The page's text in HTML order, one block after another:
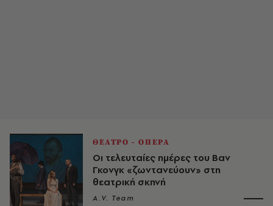
ΘΕΑΤΡΟ - ΟΠΕΡΑ
Οι τελευταίες ημέρες του Βαν
Γκονγκ «ζωντανεύουν» στη
θεατρική σκηνή
A.V. Team